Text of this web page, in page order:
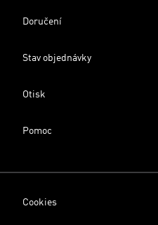
Doručení
Stav objednávky
Otisk
Pomoc
Cookies